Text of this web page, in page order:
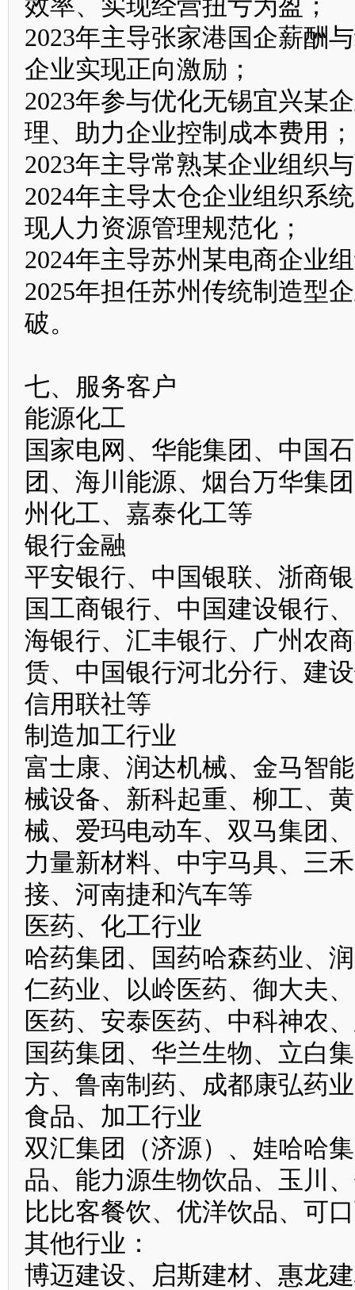
2023年主导张家港国企薪酬
企业实现正向激励；
2023年参与优化无锡宜兴某
理、助力企业控制成本费用；
2023年主导常熟某企业组织
2024年主导太仓企业组织系
现人力资源管理规范化；
2024年主导苏州某电商企业
2025年担任苏州传统制造型
破。
七、服务客户
能源化工
国家电网、华能集团、中国
团、海川能源、烟台万华集
州化工、嘉泰化工等
银行金融
平安银行、中国银联、浙商
国工商银行、中国建设银行
海银行、汇丰银行、广州农
赁、中国银行河北分行、建
信用联社等
制造加工行业
富士康、润达机械、金马智
械设备、新科起重、柳工、
械、爱玛电动车、双马集团
力量新材料、中宇马具、三
接、河南捷和汽车等
医药、化工行业
哈药集团、国药哈森药业、
仁药业、以岭医药、御大夫
医药、安泰医药、中科神农
国药集团、华兰生物、立白
方、鲁南制药、成都康弘药
食品、加工行业
双汇集团（济源）、娃哈哈
品、能力源生物饮品、玉川
比比客餐饮、优洋饮品、可
其他行业：
博迈建设、启斯建材、惠龙